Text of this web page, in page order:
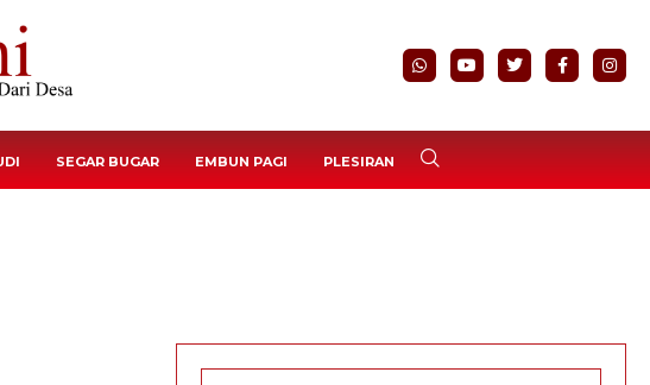
SEGAR BUGAR EMBUN PAGI PLESIRAN